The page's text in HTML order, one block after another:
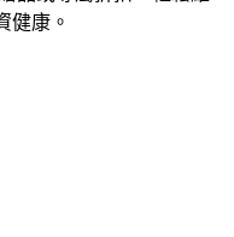
健康。